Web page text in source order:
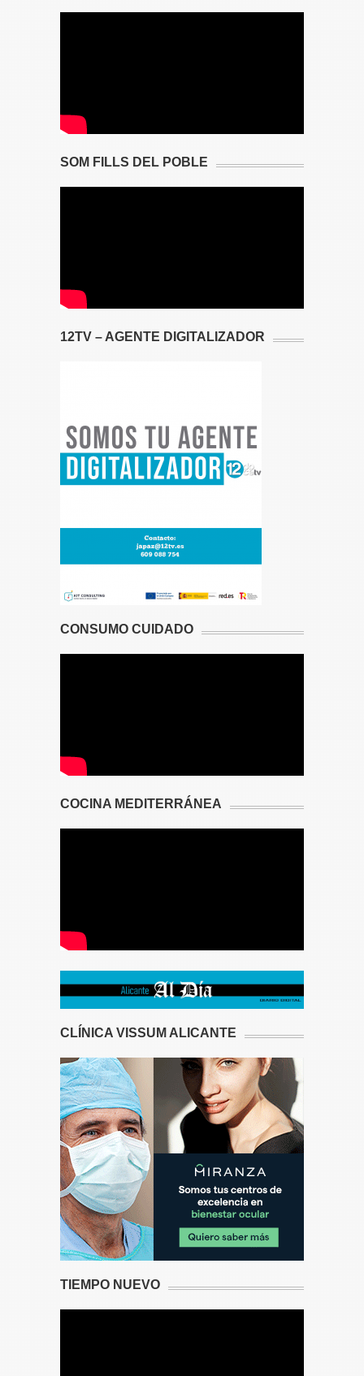
SOM FILLS DEL POBLE
12TV – AGENTE DIGITALIZADOR
CONSUMO CUIDADO
COCINA MEDITERRÁNEA
CLÍNICA VISSUM ALICANTE
TIEMPO NUEVO